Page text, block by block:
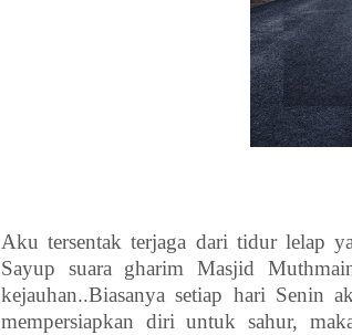
Aku tersentak terjaga dari tidur lelap
Sayup suara gharim Masjid
kejauhan..Biasanya setiap hari
mempersiapkan diri untuk sahur,